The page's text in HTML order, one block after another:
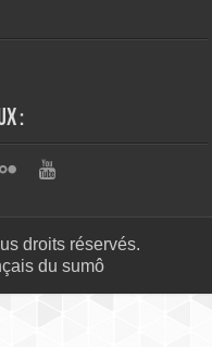
:
droits réservés.
du sumô